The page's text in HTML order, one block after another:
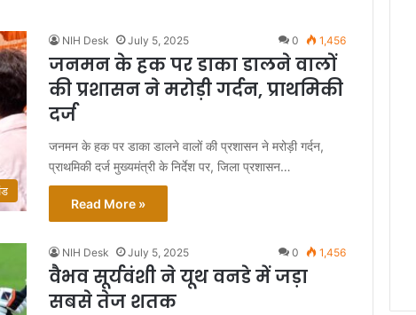
NIH Desk July 5, 2025 0 1,456
जनमन के हक पर डाका डालने वालों
की प्रशासन ने मरोड़ी गर्दन, प्राथमिकी
दर्ज
जनमन के हक पर डाका डालने वालों की प्रशासन ने मरोड़ी गर्दन,
प्राथमिकी दर्ज मुख्यमंत्री के निर्देश पर, जिला प्रशासन…
Read More »
NIH Desk July 5, 2025 0 1,456
वैभव सूर्यवंशी ने यूथ वनडे में जड़ा
सबसे तेज शतक